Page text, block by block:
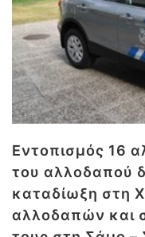
Εντοπισμός 16
του αλλοδαπού
καταδίωξη στη
αλλοδαπών και